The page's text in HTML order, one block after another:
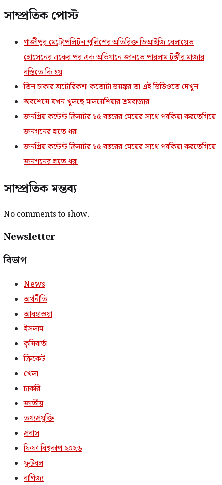
সাম্প্রতিক পোস্ট
গাজীপুর মেট্রোপলিটন পুলিশের অতিরিক্ত ডিআইজি বেলায়েত
হোসেনের একের পর এক অভিযানে জানতে পারলাম টঙ্গীর মাজার
বস্তিতে কি হয়
তিন চাকার অটোরিকশা কতোটা ভয়ঙ্কর তা এই ভিডিওতে দেখুন
অবশেষে যখন খুলছে মালয়েশিয়ার শ্রমবাজার
জনপ্রিয় কন্টেন্ট ক্রিয়টর ১৫ বছরের মেয়ের সাথে পরকিয়া করতেগিয়ে
জনগনের হাতে ধরা
জনপ্রিয় কন্টেন্ট ক্রিয়টর ১৫ বছরের মেয়ের সাথে পরকিয়া করতেগিয়ে
জনগনের হাতে ধরা
সাম্প্রতিক মন্তব্য
No comments to show.
Newsletter
বিভাগ
News
অর্থনীতি
আবহাওয়া
ইসলাম
কৃষিবার্তা
ক্রিকেট
খেলা
চাকরি
জাতীয়
তথ্যপ্রযুক্তি
প্রবাস
ফিফা বিশ্বকাপ ২০২৬
ফুটবল
বাণিজ্য